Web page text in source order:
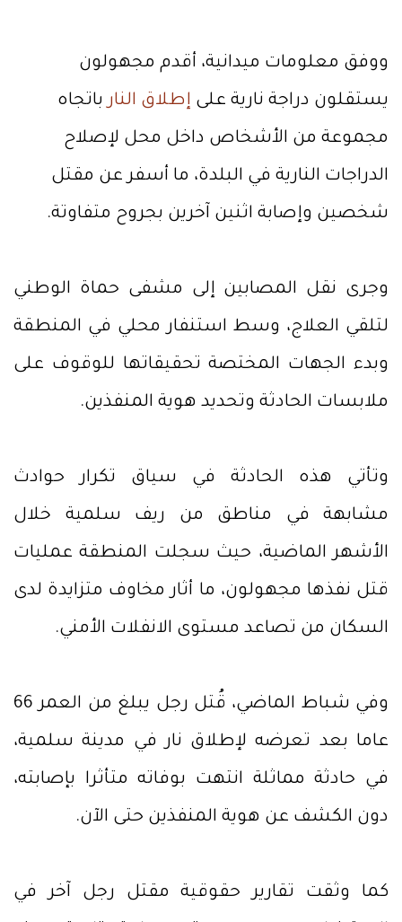
ووفق معلومات ميدانية، أقدم مجهولون
يستقلون دراجة نارية على إطلاق النارباتجاه
مجموعة من الأشخاص داخل محل لإصلاح
الدراجات النارية في البلدة، ما أسفر عن مقتل
شخصين وإصابة اثنين آخرين بجروح متفاوتة.
وجرى نقل المصابين إلى مشفى حماة الوطني
لتلقي العلاج، وسط استنفار محلي في المنطقة
وبدء الجهات المختصة تحقيقاتها للوقوف على
ملابسات الحادثة وتحديد هوية المنفذين.
وتأتي هذه الحادثة في سياق تكرار حوادث
مشابهة في مناطق من ريف سلمية خلال
الأشهر الماضية، حيث سجلت المنطقة عمليات
قتل نفذها مجهولون، ما أثار مخاوف متزايدة لدى
السكان من تصاعد مستوى الانفلات الأمني.
وفي شباط الماضي، قُتل رجل يبلغ من العمر 66
عاما بعد تعرضه لإطلاق نار في مدينة سلمية،
في حادثة مماثلة انتهت بوفاته متأثرا بإصابته،
دون الكشف عن هوية المنفذين حتى الآن.
كما وثقت تقارير حقوقية مقتل رجل آخر في